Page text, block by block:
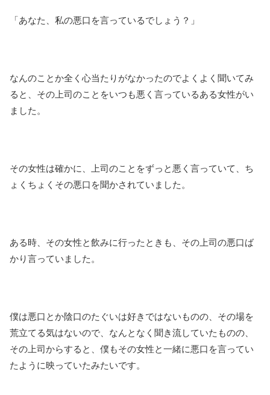
「あなた、私の悪口を言っているでしょう？」
なんのことか全く心当たりがなかったのでよくよく聞いてみ
ると、その上司のことをいつも悪く言っているある女性がい
ました。
その女性は確かに、上司のことをずっと悪く言っていて、ち
ょくちょくその悪口を聞かされていました。
ある時、その女性と飲みに行ったときも、その上司の悪口ば
かり言っていました。
僕は悪口とか陰口のたぐいは好きではないものの、その場を
荒立てる気はないので、なんとなく聞き流していたものの、
その上司からすると、僕もその女性と一緒に悪口を言ってい
たように映っていたみたいです。